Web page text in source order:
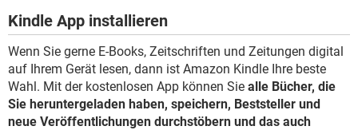
Kindle App installieren
Wenn Sie gerne E-Books, Zeitschriften und Zeitungen digital
auf Ihrem Gerät lesen, dann ist Amazon Kindle Ihre beste
Wahl. Mit der kostenlosen App können Sie alle Bücher, die
Sie heruntergeladen haben, speichern, Beststeller und
neue Veröffentlichungen durchstöbern und das auch